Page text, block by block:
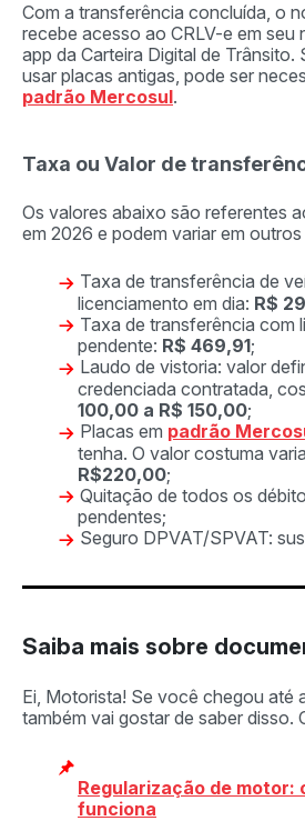
Com a transferência concluída, o
recebe acesso ao CRLV-e em seu
app da Carteira Digital de Trânsito.
usar placas antigas, pode ser
padrão Mercosul.
Taxa ou Valor de
Os valores abaixo são referentes
em 2026 e podem variar em
Taxa de transferência de
licenciamento em dia: R$
Taxa de transferência com
pendente: R$ 469,91;
Laudo de vistoria: valor
credenciada contratada,
100,00 a R$ 150,00;
Placas em padrão
tenha. O valor costuma
R$220,00;
Quitação de todos os
pendentes;
Seguro DPVAT/SPVAT:
Saiba mais sobre
Ei, Motorista! Se você chegou até
também vai gostar de saber disso.
Regularização de motor:
funciona